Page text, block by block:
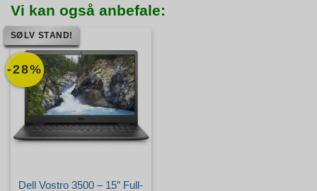
Vi kan også anbefale:
-28%
SØLV STAND!
Dell Vostro 3500 – 15″ Full-